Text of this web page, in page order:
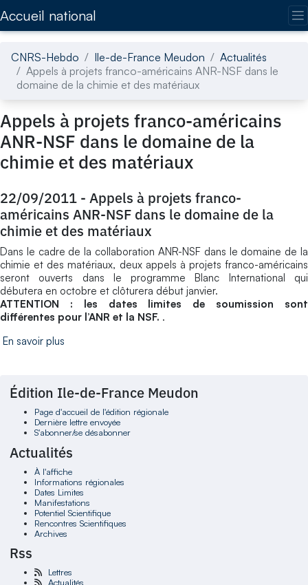
Accueil national
CNRS-Hebdo Ile-de-France Meudon
Actualités
Appels à projets franco-américains ANR-NSF dans le
domaine de la chimie et des matériaux
Appels à projets franco-américains
ANR-NSF dans le domaine de la
chimie et des matériaux
22/09/2011 - Appels à projets franco-
américains ANR-NSF dans le domaine de la
chimie et des matériaux
Dans le cadre de la collaboration ANR-NSF dans le domaine de la
chimie et des matériaux, deux appels à projets franco-américains
seront ouverts dans le programme Blanc International qui
débutera en octobre et clôturera début janvier.
ATTENTION : les dates limites de soumission sont
différentes pour l’ANR et la NSF. .
En savoir plus
Édition Ile-de-France Meudon
Page d'accueil de l'édition régionale
Dernière lettre envoyée
S'abonner/se désabonner
Actualités
À l'affiche
Informations régionales
Dates Limites
Manifestations
Potentiel Scientifique
Rencontres Scientifiques
Archives
Rss
Lettres
Actualités